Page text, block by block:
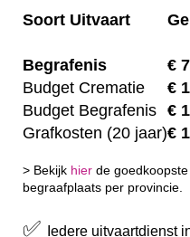
Soort Uitvaart
Begrafenis €
Budget Crematie
€
Budget Begrafenis €
Grafkosten (20 jaar)€
> Bekijk hier de
begraafplaats per provincie.
✅
Iedere uitvaartdienst